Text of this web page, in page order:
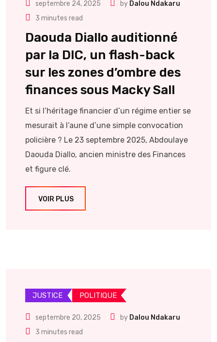
septembre 24, 2025 by Dalou Ndakaru
3 minutes read
Daouda Diallo auditionné
par la DIC, un flash-back
sur les zones d’ombre des
finances sous Macky Sall
Et si l’héritage financier d’un régime entier se
mesurait à l’aune d’une simple convocation
policière ? Le 23 septembre 2025, Abdoulaye
Daouda Diallo, ancien ministre des Finances
et figure clé.
VOIR PLUS
JUSTICE POLITIQUE
septembre 20, 2025 by Dalou Ndakaru
3 minutes read